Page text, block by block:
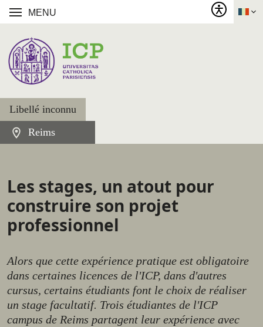
MENU
Libellé inconnu
Reims
Les stages, un atout pour
construire son projet
professionnel
Alors que cette expérience pratique est obligatoire
dans certaines licences de l'ICP, dans d'autres
cursus, certains étudiants font le choix de réaliser
un stage facultatif. Trois étudiantes de l'ICP
campus de Reims partagent leur expérience avec